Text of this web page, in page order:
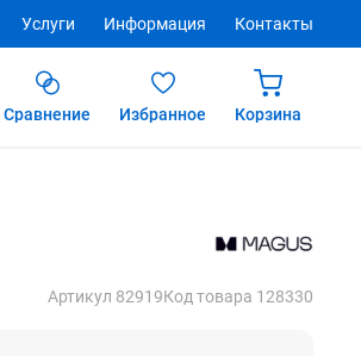
Услуги Информация Контакты
Сравнение Избранное Корзина
Артикул 82919Код товара 128330